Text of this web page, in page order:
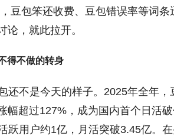
豆包笨还收费、豆包错误率等词
论，就此拉开。
得不做的转身
还不是今天的样子。2025年全年
幅超过127%，成为国内首个日活
跃用户约1亿，月活突破3.45亿。